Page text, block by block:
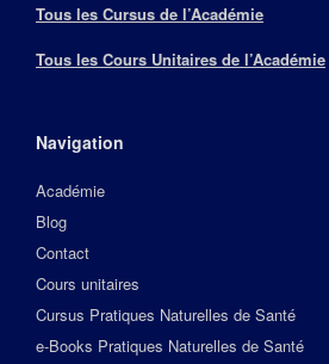
Tous les Cursus de l’Académie
Tous les Cours Unitaires de l’Académie
Navigation
Académie
Blog
Contact
Cours unitaires
Cursus Pratiques Naturelles de Santé
e-Books Pratiques Naturelles de Santé